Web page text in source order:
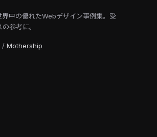
中の優れたWebデザイン事例集。受
参考に。
/ Mothership